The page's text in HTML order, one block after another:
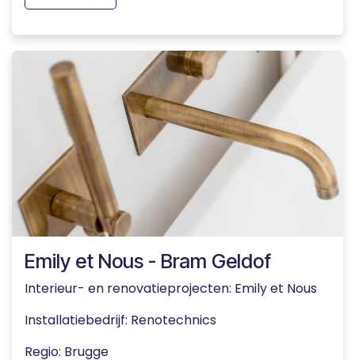
Emily et Nous - Bram Geldof
Interieur- en renovatieprojecten: Emily et Nous
Installatiebedrijf: Renotechnics
Regio: Brugge